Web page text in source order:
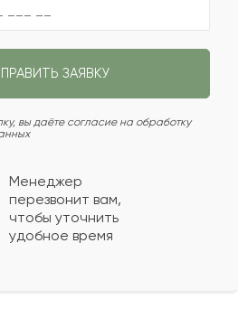
Показать еще
ЗАЯВКУ
вы даёте согласие на обработку
Менеджер
перезвонит вам,
чтобы уточнить
удобное время